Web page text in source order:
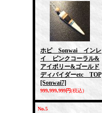
ホピ Sonwai インレ
イ ピンクコーラル&
アイボリー&ゴールド
ディバイダーetc TOP
[Sonwai7]
999,999,999円(税込)
No.5